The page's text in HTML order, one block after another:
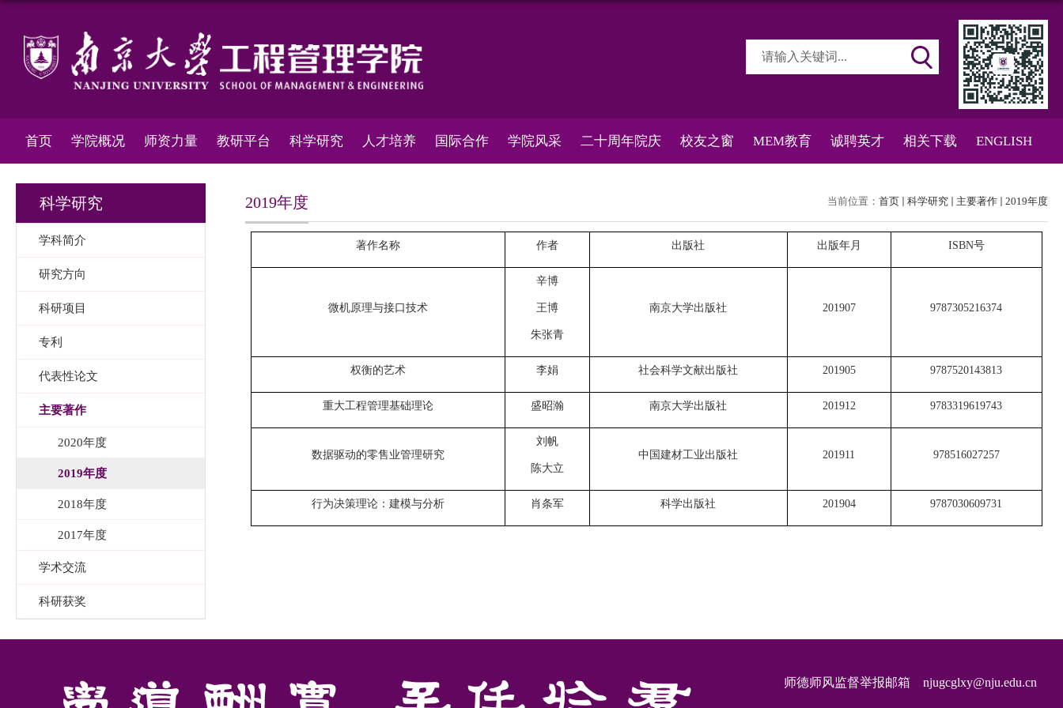
首页 学院概况 师资力量 教研平台 科学研究 人才培养 国际合作 学院风采 二十周年院庆 校友之窗 MEM教育 诚聘英才 相关下载 ENGLISH
科学研究
学科简介
研究方向
科研项目
专利
代表性论文
主要著作
2020年度
2019年度
2018年度
2017年度
学术交流
科研获奖
当前位置： 首页 科学研究 主要著作 2019年度
2019年度
著作名称 作者 出版社 出版年月 ISBN号
微机原理与接口技术
辛博
王博
朱张青
南京大学出版社 201907 9787305216374
权衡的艺术 李娟 社会科学文献出版社 201905 9787520143813
重大工程管理基础理论 盛昭瀚 南京大学出版社 201912 9783319619743
数据驱动的零售业管理研究
刘帆
陈大立
中国建材工业出版社 201911 978516027257
行为决策理论：建模与分析 肖条军 科学出版社 201904 9787030609731
师德师风监督举报邮箱 njugcglxy@nju.edu.cn